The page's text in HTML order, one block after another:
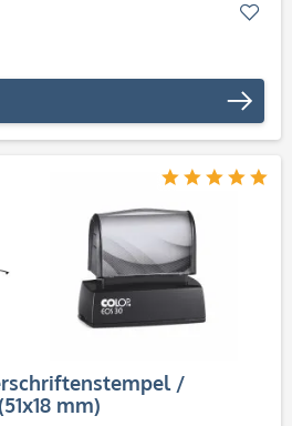
/
mm)